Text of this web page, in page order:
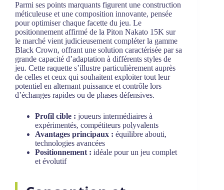
Parmi ses points marquants figurent une construction
méticuleuse et une composition innovante, pensée
pour optimiser chaque facette du jeu. Le
positionnement affirmé de la Piton Nakato 15K sur
le marché vient judicieusement compléter la gamme
Black Crown, offrant une solution caractérisée par sa
grande capacité d’adaptation à différents styles de
jeu. Cette raquette s’illustre particulièrement auprès
de celles et ceux qui souhaitent exploiter tout leur
potentiel en alternant puissance et contrôle lors
d’échanges rapides ou de phases défensives.
Profil cible : joueurs intermédiaires à
expérimentés, compétiteurs polyvalents
Avantages principaux : équilibre abouti,
technologies avancées
Positionnement : idéale pour un jeu complet
et évolutif